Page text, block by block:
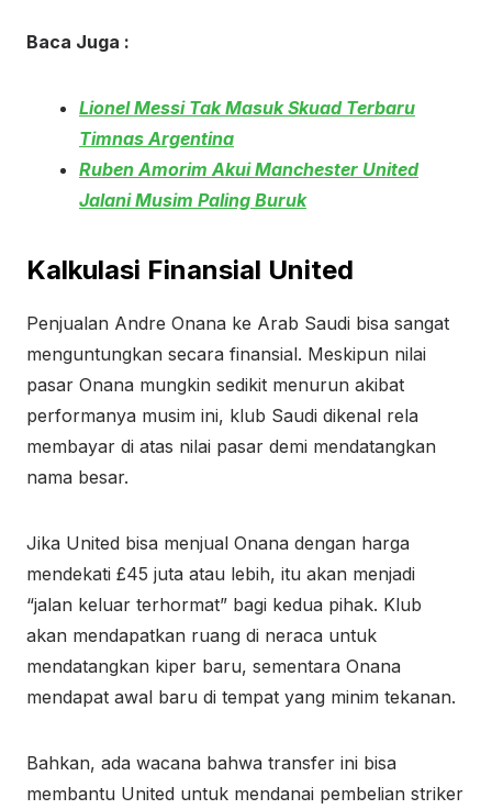
Baca Juga :
Lionel Messi Tak Masuk Skuad Terbaru
Timnas Argentina
Ruben Amorim Akui Manchester United
Jalani Musim Paling Buruk
Kalkulasi Finansial United
Penjualan Andre Onana ke Arab Saudi bisa sangat
menguntungkan secara finansial. Meskipun nilai
pasar Onana mungkin sedikit menurun akibat
performanya musim ini, klub Saudi dikenal rela
membayar di atas nilai pasar demi mendatangkan
nama besar.
Jika United bisa menjual Onana dengan harga
mendekati £45 juta atau lebih, itu akan menjadi
“jalan keluar terhormat” bagi kedua pihak. Klub
akan mendapatkan ruang di neraca untuk
mendatangkan kiper baru, sementara Onana
mendapat awal baru di tempat yang minim tekanan.
Bahkan, ada wacana bahwa transfer ini bisa
membantu United untuk mendanai pembelian striker